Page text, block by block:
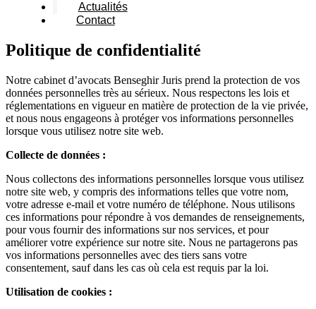
Actualités
Contact
Politique de confidentialité
Notre cabinet d’avocats Benseghir Juris prend la protection de vos
données personnelles très au sérieux. Nous respectons les lois et
réglementations en vigueur en matière de protection de la vie privée,
et nous nous engageons à protéger vos informations personnelles
lorsque vous utilisez notre site web.
Collecte de données :
Nous collectons des informations personnelles lorsque vous utilisez
notre site web, y compris des informations telles que votre nom,
votre adresse e-mail et votre numéro de téléphone. Nous utilisons
ces informations pour répondre à vos demandes de renseignements,
pour vous fournir des informations sur nos services, et pour
améliorer votre expérience sur notre site. Nous ne partagerons pas
vos informations personnelles avec des tiers sans votre
consentement, sauf dans les cas où cela est requis par la loi.
Utilisation de cookies :